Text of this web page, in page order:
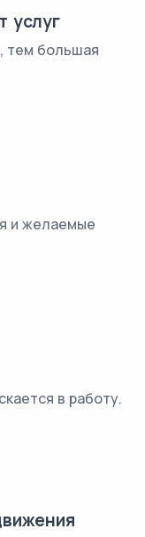
услуг
тем большая
и желаемые
в работу.